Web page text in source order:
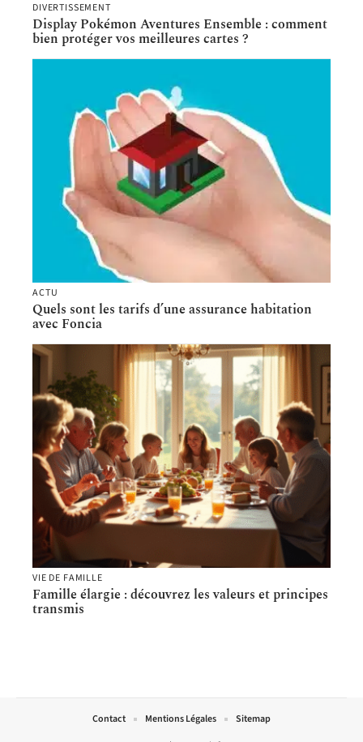
DIVERTISSEMENT
Display Pokémon Aventures Ensemble : comment
bien protéger vos meilleures cartes ?
ACTU
Quels sont les tarifs d’une assurance habitation
avec Foncia
VIE DE FAMILLE
Famille élargie : découvrez les valeurs et principes
transmis
Contact Mentions Légales Sitemap